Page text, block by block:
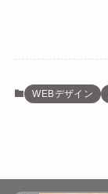
WEBデザイン